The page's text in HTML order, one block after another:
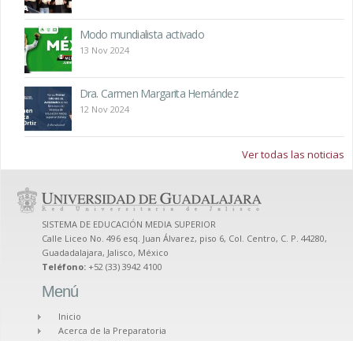
Modo mundialista activado
13 Nov 2024
Dra. Carmen Margarita Hernández
12 Nov 2024
Ver todas las noticias
SISTEMA DE EDUCACIÓN MEDIA SUPERIOR
Calle Liceo No. 496 esq. Juan Álvarez, piso 6, Col. Centro, C. P. 44280,
Guadadalajara, Jalisco, México
Teléfono: +52 (33) 3942 4100
Menú
Inicio
Acerca de la Preparatoria